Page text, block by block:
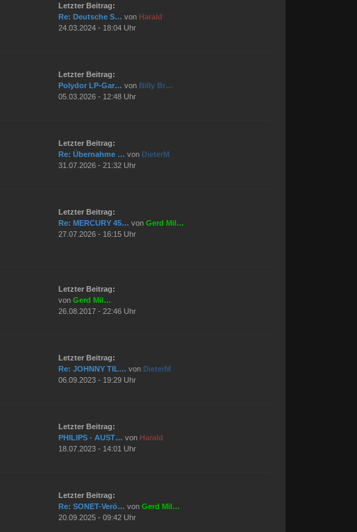
Letzter Beitrag:
Re: Deutsche S… von Harald
24.03.2024 - 18:04 Uhr
Letzter Beitrag:
Polydor LP-Gar… von Billy Br…
05.03.2026 - 12:48 Uhr
Letzter Beitrag:
Re: Übernahme … von DieterM
31.07.2026 - 21:32 Uhr
Letzter Beitrag:
Re: MERCURY 45… von Gerd Mil…
27.07.2026 - 16:15 Uhr
Letzter Beitrag:
von Gerd Mil…
26.08.2017 - 22:46 Uhr
Letzter Beitrag:
Re: JOHNNY TIL… von DieterM
06.09.2023 - 19:29 Uhr
Letzter Beitrag:
PHILIPS - AUST… von Harald
18.07.2023 - 14:01 Uhr
Letzter Beitrag:
Re: SONET-Verö… von Gerd Mil…
20.09.2025 - 09:42 Uhr